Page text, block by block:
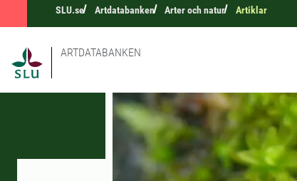
SLU.se Artdatabanken Arter och natur Artiklar
ARTDATABANKEN